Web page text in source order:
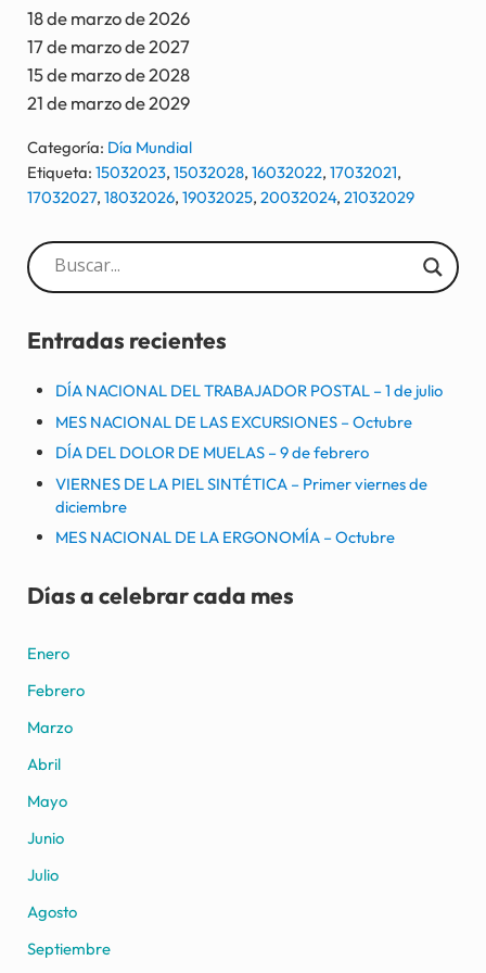
18 de marzo de 2026
17 de marzo de 2027
15 de marzo de 2028
21 de marzo de 2029
Categoría: Día Mundial
Etiqueta: 15032023, 15032028, 16032022, 17032021,
17032027, 18032026, 19032025, 20032024, 21032029
Sidebar
Entradas recientes
DÍA NACIONAL DEL TRABAJADOR POSTAL – 1 de julio
MES NACIONAL DE LAS EXCURSIONES – Octubre
DÍA DEL DOLOR DE MUELAS – 9 de febrero
VIERNES DE LA PIEL SINTÉTICA – Primer viernes de
diciembre
MES NACIONAL DE LA ERGONOMÍA – Octubre
Días a celebrar cada mes
Enero
Febrero
Marzo
Abril
Mayo
Junio
Julio
Agosto
Septiembre